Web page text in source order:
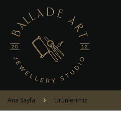
Ana Sayfa Ürünlerimiz